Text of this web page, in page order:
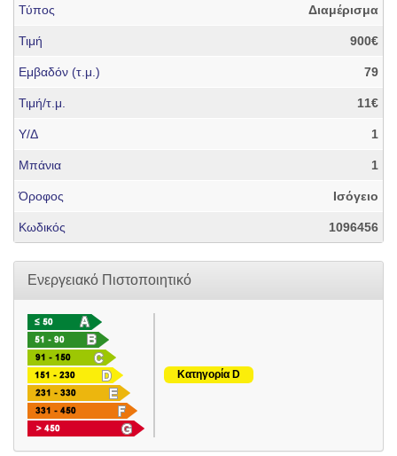
Τύπος Διαμέρισμα
Τιμή 900€
Εμβαδόν (τ.μ.) 79
Τιμή/τ.μ. 11€
Υ/Δ 1
Μπάνια 1
Όροφος Ισόγειο
Κωδικός 1096456
Ενεργειακό Πιστοποιητικό
Κατηγορία D